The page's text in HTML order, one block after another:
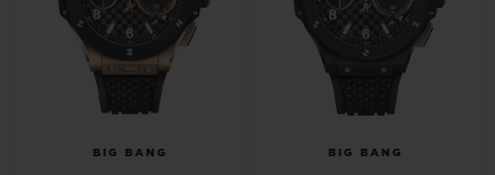
BIG BANG BIG BANG